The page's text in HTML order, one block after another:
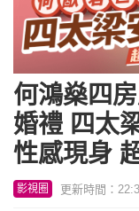
何鴻燊四
婚禮 四太
性感現身
影視圈 更新時間：